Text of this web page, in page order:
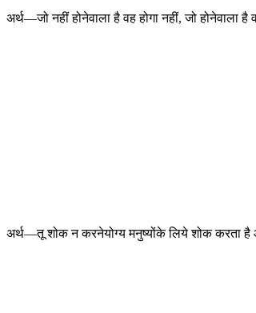
अर्थ—जो नहीं होनेवाला है वह होगा नहीं, जो होनेवाला
अर्थ—तू शोक न करनेयोग्य मनुष्योंके लिये शोक करता